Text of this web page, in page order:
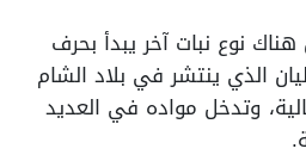
هناك نوع نبات آخر يبدأ بحرف
الذي ينتشر في بلاد الشام
وتدخل مواده في العديد